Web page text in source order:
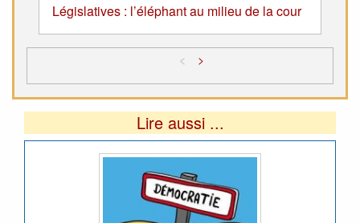
Législatives : l’éléphant au milieu de la cour
< >
Lire aussi ...